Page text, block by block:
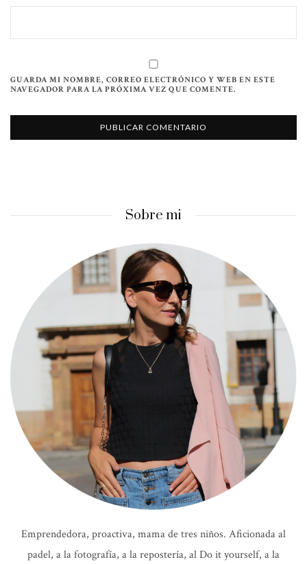
GUARDA MI NOMBRE, CORREO ELECTRÓNICO Y WEB EN ESTE
NAVEGADOR PARA LA PRÓXIMA VEZ QUE COMENTE.
Sobre mi
Emprendedora, proactiva, mama de tres niños. Aficionada al
padel, a la fotografía, a la repostería, al Do it yourself, a la